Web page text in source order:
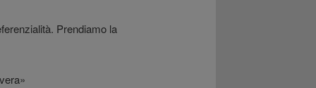
Prendiamo la